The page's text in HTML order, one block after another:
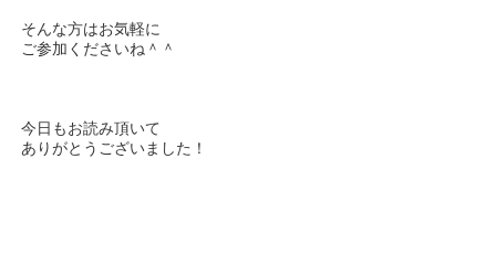
そんな方はお気軽に
ご参加くださいね＾＾
今日もお読み頂いて
ありがとうございました！